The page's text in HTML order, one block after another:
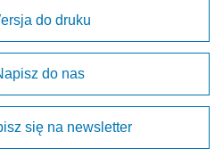
do druku
do nas
się na newsletter